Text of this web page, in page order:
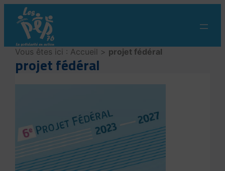
contenu
Vous êtes ici : Accueil > projet fédéral
projet fédéral